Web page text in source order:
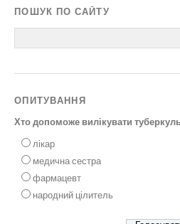
ПОШУК ПО САЙТУ
ОПИТУВАННЯ
Хто допоможе вилікувати
лікар
медична сестра
фармацевт
народний цілитель